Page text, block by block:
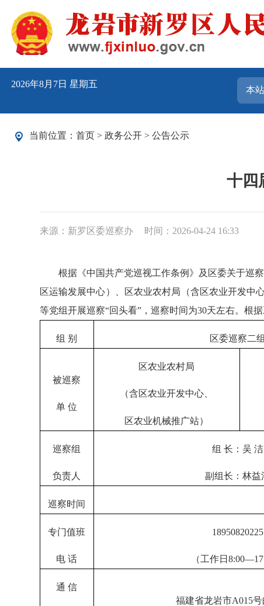
2026年8月7日 星期五
当前位置： 首页 > 政务公开 > 公告公示
十四
来源：新罗区委巡察办 时间：2026-04-24 16:33
根据《中国共产党巡视工作条例》及区委关于巡察
区运输发展中心）、区农业农村局（含区农业开发中
等党组开展巡察“回头看”，巡察时间为30天左右。根
组 别 区委巡察二组
被巡察
单 位
区农业农村局
（含区农业开发中心、
区农业机械推广站）
巡察组
负责人
组 长：吴 洁
副组长：林益
巡察时间
专门值班
电 话
18950820225
（工作日
通 信
福建省龙岩市A015